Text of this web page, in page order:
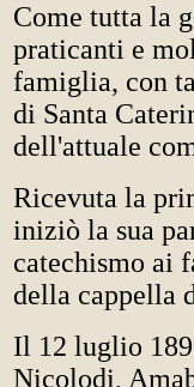
Come tutta la
praticanti e
famiglia, con
di Santa
dell'attuale
Ricevuta la
iniziò la sua
catechismo ai
della cappella
Il 12 luglio
Nicolodi,